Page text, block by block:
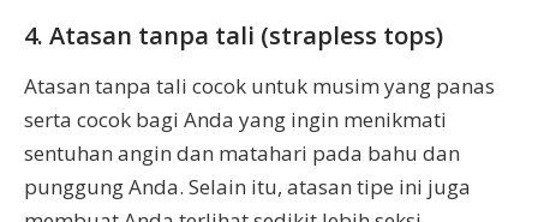
4. Atasan tanpa tali (strapless tops)
Atasan tanpa tali cocok untuk musim yang panas
serta cocok bagi Anda yang ingin menikmati
sentuhan angin dan matahari pada bahu dan
punggung Anda. Selain itu, atasan tipe ini juga